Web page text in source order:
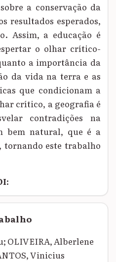
a conservação da
resultados esperados,
Assim, a educação é
o olhar crítico-
a importância da
da vida na terra e as
que condicionam a
crítico, a geografia é
contradições na
bem natural, que é a
tornando este trabalho
OLIVEIRA, Alberlene
Vinicius